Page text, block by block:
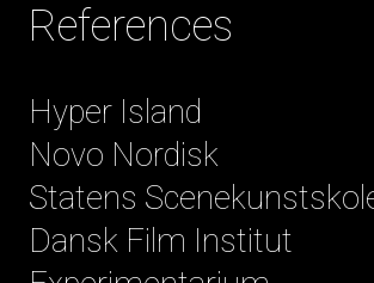
References
Hyper Island
Novo Nordisk
Statens
Dansk Film Institut